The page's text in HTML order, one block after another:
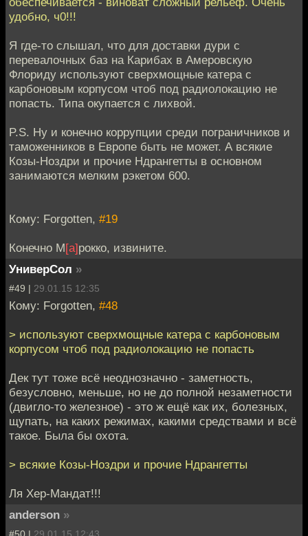
удобно, ч0!!!
Я где-то слышал, что для доставки дури с
перевалочных баз на Карибах в Амеровскую
Флориду используют сверхмощные катера с
карбоновым корпусом чтоб под радиолокацию не
попасть. Типа окупается с лихвой.
P.S. Ну и конечно коррупции среди пограничников и
таможенников в Европе быть не может. А всякие
Козы-Ноздри и прочие Ндрангетты в основном
занимаются мелким рэкетом 600.
Кому: Forgotten, #19
Конечно М[а]рокко, извините.
УниверСол »
#49 | 29.01.15 12:35
Кому: Forgotten, #48
> используют сверхмощные катера с карбоновым
корпусом чтоб под радиолокацию не попасть
Дек тут тоже всё неоднозначно - заметность,
безусловно, меньше, но не до полной незаметности
(двигло-то железное) - это ж ещё как их, болезных,
щупать, на каких режимах, какими средствами и всё
такое. Была бы охота.
> всякие Козы-Ноздри и прочие Ндрангетты
Ля Хер-Мандат!!!
anderson »